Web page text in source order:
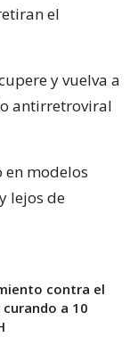
el
y vuelva a
antirretroviral
en modelos
lejos de
contra el
a 10